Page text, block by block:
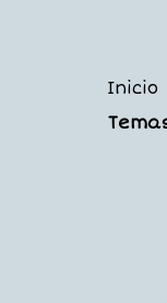
Inicio